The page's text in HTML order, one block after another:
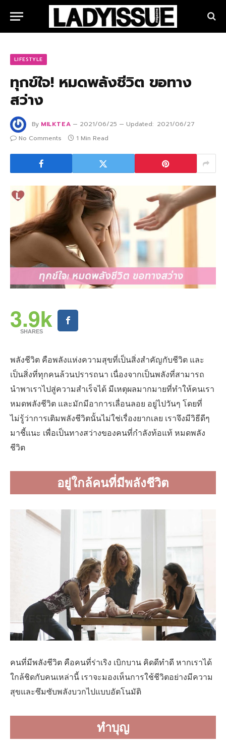
LIFESTYLE
ทุกข์ใจ! หมดพลังชีวิต ขอทาง
สว่าง
By MILKTEA 2021/06/25 Updated: 2021/06/27
No Comments
1 Min Read
3.9k
SHARES
พลังชีวิต คือพลังแห่งความสุขที่เป็นสิ่งสำคัญกับชีวิต และ
เป็นสิ่งที่ทุกคนล้วนปรารถนา เนื่องจากเป็นพลังที่สามารถ
นำพาเราไปสู่ความสำเร็จได้ มีเหตุผลมากมายที่ทำให้คนเรา
หมดพลังชีวิต และมักมีอาการเลื่อนลอย อยู่ไปวันๆ โดยที่
ไม่รู้ว่าการเติมพลังชีวิตนั้นไม่ใช่เรื่องยากเลย เราจึงมีวิธีดีๆ
มาชี้แนะ เพื่อเป็นทางสว่างของคนที่กำลังท้อแท้ หมดพลัง
ชีวิต
อยู่ใกล้คนที่มีพลังชีวิต
คนที่มีพลังชีวิต คือคนที่ร่าเริง เบิกบาน คิดดีทำดี หากเราได้
ใกล้ชิดกับคนเหล่านี้ เราจะมองเห็นการใช้ชีวิตอย่างมีความ
สุขและซึมซับพลังบวกไปแบบอัตโนมัติ
ทำบุญ